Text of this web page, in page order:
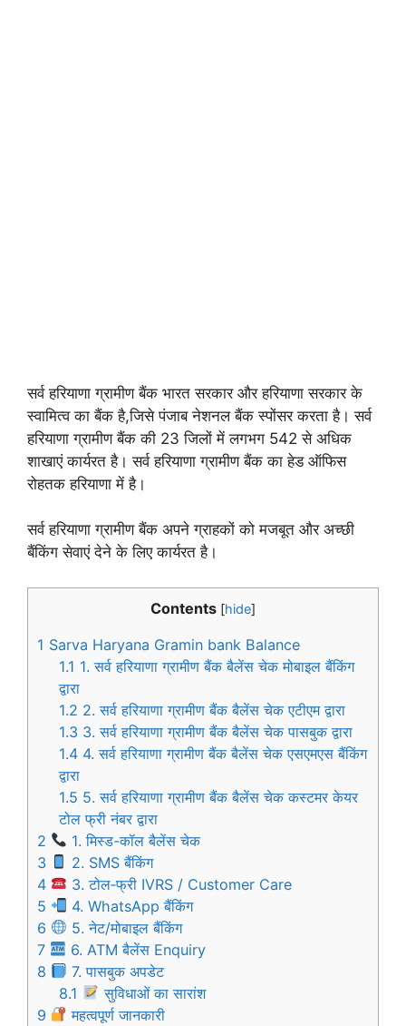
सर्व हरियाणा ग्रामीण बैंक भारत सरकार और हरियाणा सरकार के
स्वामित्व का बैंक है,जिसे पंजाब नेशनल बैंक स्पोंसर करता है। सर्व
हरियाणा ग्रामीण बैंक की 23 जिलों में लगभग 542 से अधिक
शाखाएं कार्यरत है। सर्व हरियाणा ग्रामीण बैंक का हेड ऑफिस
रोहतक हरियाणा में है।
सर्व हरियाणा ग्रामीण बैंक अपने ग्राहकों को मजबूत और अच्छी
बैंकिंग सेवाएं देने के लिए कार्यरत है।
Contents [hide]
1 Sarva Haryana Gramin bank Balance
1.1 1. सर्व हरियाणा ग्रामीण बैंक बैलेंस चेक मोबाइल बैंकिंग
द्वारा
1.2 2. सर्व हरियाणा ग्रामीण बैंक बैलेंस चेक एटीएम द्वारा
1.3 3. सर्व हरियाणा ग्रामीण बैंक बैलेंस चेक पासबुक द्वारा
1.4 4. सर्व हरियाणा ग्रामीण बैंक बैलेंस चेक एसएमएस बैंकिंग
द्वारा
1.5 5. सर्व हरियाणा ग्रामीण बैंक बैलेंस चेक कस्टमर केयर
टोल फ्री नंबर द्वारा
2
1. मिस्ड-कॉल बैलेंस चेक
3
2. SMS बैंकिंग
4
3. टोल‑फ्री IVRS / Customer Care
5
4. WhatsApp बैंकिंग
6
5. नेट/मोबाइल बैंकिंग
7
6. ATM बैलेंस Enquiry
8
7. पासबुक अपडेट
8.1
सुविधाओं का सारांश
9
महत्वपूर्ण जानकारी